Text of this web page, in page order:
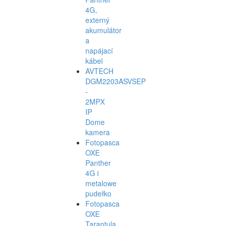
4G,
externý
akumulátor
a
napájací
kábel
AVTECH
DGM2203ASVSEP
-
2MPX
IP
Dome
kamera
Fotopasca
OXE
Panther
4G i
metalowe
pudełko
Fotopasca
OXE